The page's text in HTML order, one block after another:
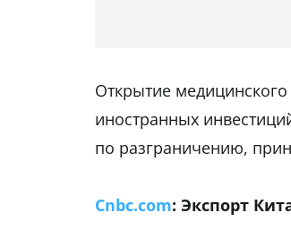
Открытие
иностранных
по разграничению,
Cnbc.com: Экспорт